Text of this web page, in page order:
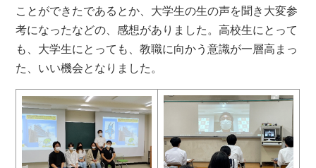
ことができたであるとか、大学生の生の声を聞き大変参
考になったなどの、感想がありました。高校生にとって
も、大学生にとっても、教職に向かう意識が一層高まっ
た、いい機会となりました。